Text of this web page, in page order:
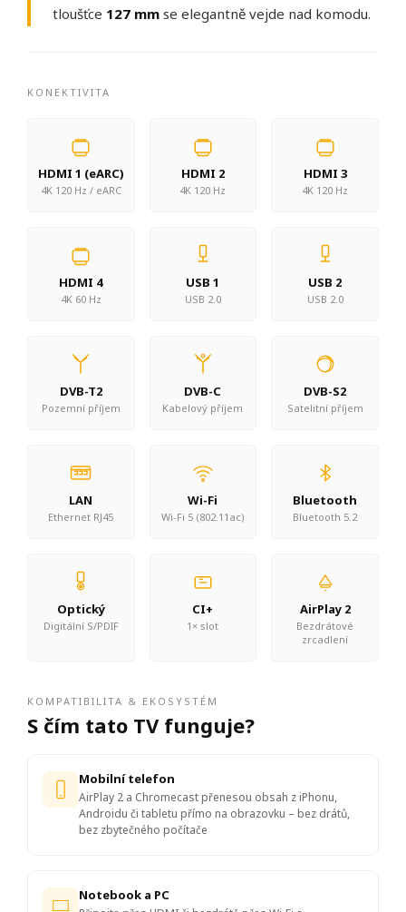
tloušťce 127 mm se elegantně vejde nad komodu.
KONEKTIVITA
HDMI 1 (eARC)
4K 120 Hz / eARC
HDMI 2
4K 120 Hz
HDMI 3
4K 120 Hz
HDMI 4
4K 60 Hz
USB 1
USB 2.0
USB 2
USB 2.0
DVB-T2
Pozemní příjem
DVB-C
Kabelový příjem
DVB-S2
Satelitní příjem
LAN
Ethernet RJ45
Wi-Fi
Wi-Fi 5 (802.11ac)
Bluetooth
Bluetooth 5.2
Optický
Digitální S/PDIF
CI+
1× slot
AirPlay 2
Bezdrátové
zrcadlení
KOMPATIBILITA & EKOSYSTÉM
S čím tato TV funguje?
Mobilní telefon
AirPlay 2 a Chromecast přenesou obsah z iPhonu,
Androidu či tabletu přímo na obrazovku – bez drátů,
bez zbytečného počítače
Notebook a PC